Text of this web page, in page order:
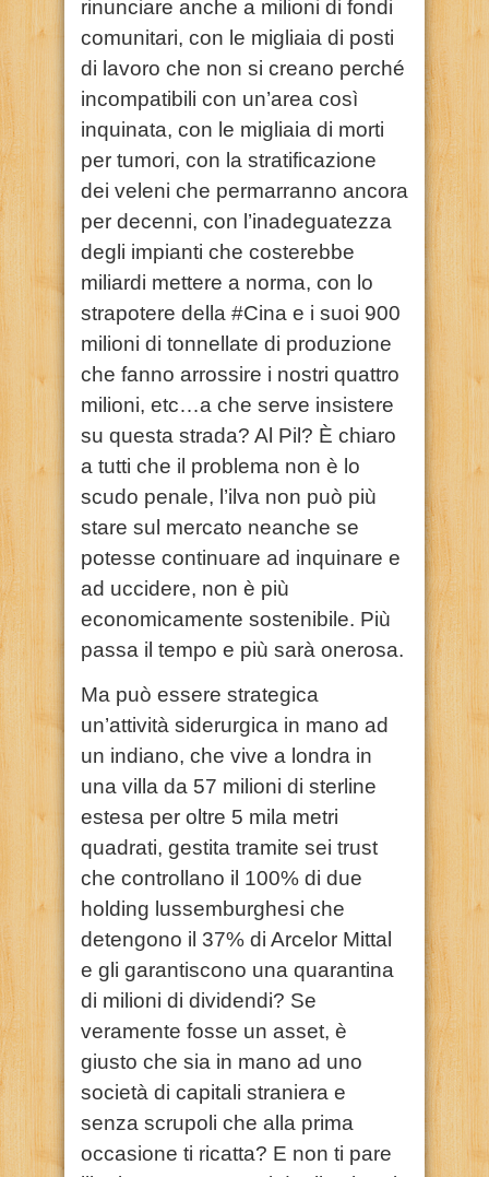
rinunciare anche a milioni di fondi
comunitari, con le migliaia di posti
di lavoro che non si creano perché
incompatibili con un’area così
inquinata, con le migliaia di morti
per tumori, con la stratificazione
dei veleni che permarranno ancora
per decenni, con l’inadeguatezza
degli impianti che costerebbe
miliardi mettere a norma, con lo
strapotere della #Cina e i suoi 900
milioni di tonnellate di produzione
che fanno arrossire i nostri quattro
milioni, etc…a che serve insistere
su questa strada? Al Pil? È chiaro
a tutti che il problema non è lo
scudo penale, l’ilva non può più
stare sul mercato neanche se
potesse continuare ad inquinare e
ad uccidere, non è più
economicamente sostenibile. Più
passa il tempo e più sarà onerosa.
Ma può essere strategica
un’attività siderurgica in mano ad
un indiano, che vive a londra in
una villa da 57 milioni di sterline
estesa per oltre 5 mila metri
quadrati, gestita tramite sei trust
che controllano il 100% di due
holding lussemburghesi che
detengono il 37% di Arcelor Mittal
e gli garantiscono una quarantina
di milioni di dividendi? Se
veramente fosse un asset, è
giusto che sia in mano ad uno
società di capitali straniera e
senza scrupoli che alla prima
occasione ti ricatta? E non ti pare